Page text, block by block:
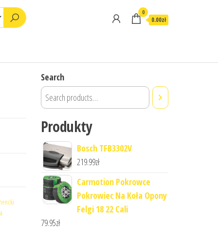
0
0.00zł
Search
Produkty
Bosch TFB3302V
219.99zł
Carmotion Pokrowce
Pokrowiec Na Koła Opony
Felgi 18 22 Cali
79.95zł